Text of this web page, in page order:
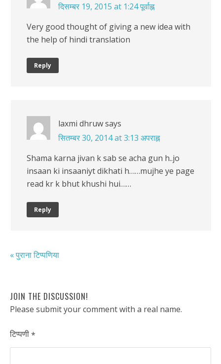
दिसम्बर 19, 2015 at 1:24 पूर्वाह्न
Very good thought of giving a new idea with
the help of hindi translation
Reply
laxmi dhruwsays
सितम्बर 30, 2014 at 3:13 अपराह्न
Shama karna jivan k sab se acha gun h..jo
insaan ki insaaniyt dikhati h……mujhe ye page
read kr k bhut khushi hui……
Reply
« पुराना टिप्पणिया
JOIN THE DISCUSSION!
Please submit your comment with a real name.
टिप्पणी*